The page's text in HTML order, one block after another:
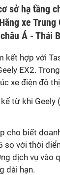
sở hạ tầng
xe Trung
Á - Thái
kết hợp với
EX2.
xe điện đô
từ khi Geely
cho biết
với thời
dịch vụ vào
dài hạn.